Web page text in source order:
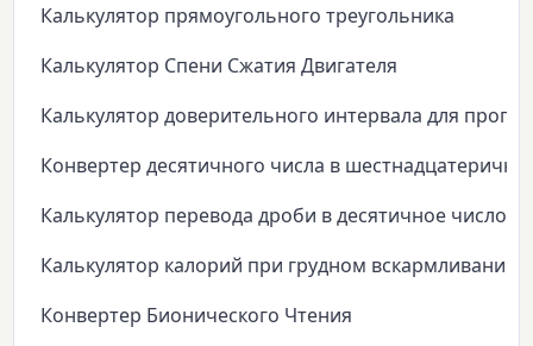
Калькулятор прямоугольного треугольника
Калькулятор Спени Сжатия Двигателя
Калькулятор доверительного интервала для
Конвертер десятичного числа в
Калькулятор перевода дроби в десятичное число
Калькулятор калорий при грудном вскармливании
Конвертер Бионического Чтения